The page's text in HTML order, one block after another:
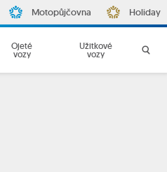
Motopůjčovna Holiday
Ojeté
vozy
Užitkové
vozy